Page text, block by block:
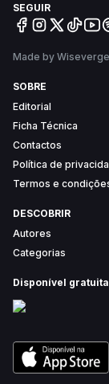
SEGUIR
Made by Wiseverge
SOBRE
Editorial
Ficha Técnica
Contactos
Política de
Termos e
DESCOBRIR
Autores
Categorias
Disponível